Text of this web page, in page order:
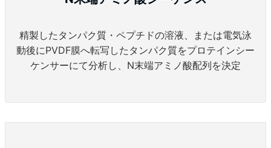
精製したタンパク質・ペプチドの溶液、または電気泳
動後にPVDF膜へ転写したタンパク質をプロテインシー
ケンサーにて分析し、N末端アミノ酸配列を決定